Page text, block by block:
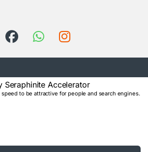
Seraphinite Accelerator
to be attractive for people and search engines.